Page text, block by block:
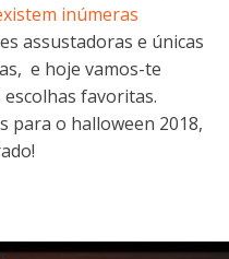
inúmeras
assustadoras e únicas
e hoje vamos-te
favoritas.
para o halloween 2018,